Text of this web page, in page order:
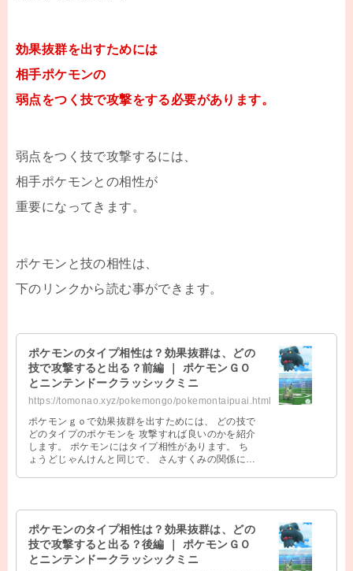
効果抜群を出すためには
相手ポケモンの
弱点をつく技で攻撃をする必要があります。
弱点をつく技で攻撃するには、
相手ポケモンとの相性が
重要になってきます。
ポケモンと技の相性は、
下のリンクから読む事ができます。
ポケモンのタイプ相性は？効果抜群は、どの
技で攻撃すると出る？前編 ｜ ポケモンＧＯ
とニンテンドークラッシックミニ
https://tomonao.xyz/pokemongo/pokemontaipuai.html
ポケモンｇｏで効果抜群を出すためには、 どの技で
どのタイプのポケモンを 攻撃すれば良いのかを紹介
します。 ポケモンにはタイプ相性があります。 ち
ょうどじゃんけんと同じで、 さんすくみの関係にあ
ポケモンのタイプ相性は？効果抜群は、どの
技で攻撃すると出る？後編 ｜ ポケモンＧＯ
とニンテンドークラッシックミニ